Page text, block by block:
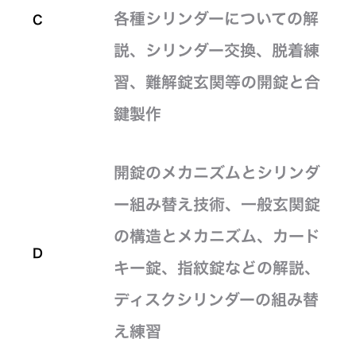
C
各種シリンダーについての解
説、シリンダー交換、脱着練
習、難解錠玄関等の開錠と合
鍵製作
D
開錠のメカニズムとシリンダ
ー組み替え技術、一般玄関錠
の構造とメカニズム、カード
キー錠、指紋錠などの解説、
ディスクシリンダーの組み替
え練習